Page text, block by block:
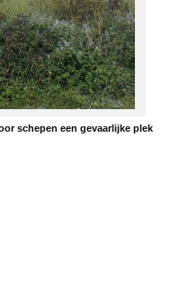
schepen een gevaarlijke plek